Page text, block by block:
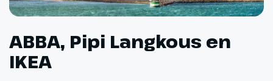
ABBA, Pipi Langkous en
IKEA